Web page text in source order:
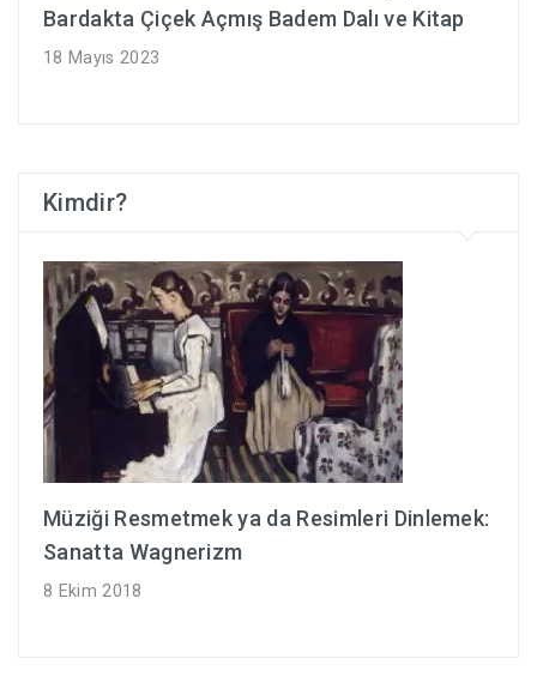
Bardakta Çiçek Açmış Badem Dalı ve Kitap
18 Mayıs 2023
Kimdir?
Müziği Resmetmek ya da Resimleri Dinlemek:
Sanatta Wagnerizm
8 Ekim 2018